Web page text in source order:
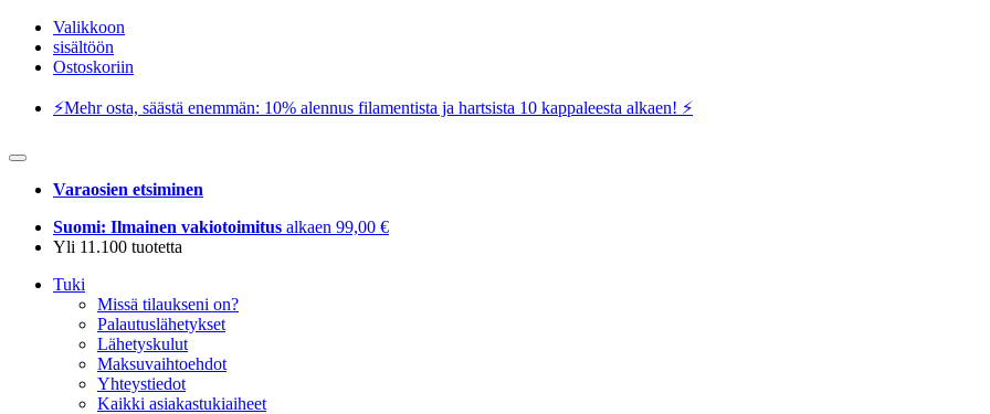
Valikkoon
sisältöön
Ostoskoriin
⚡️Mehr osta, säästä enemmän: 10% alennus filamentista ja hartsista 10 kappaleesta alkaen! ⚡️
Varaosien etsiminen
Suomi: Ilmainen vakiotoimitus alkaen 99,00 €
Yli 11.100 tuotetta
Tuki
Missä tilaukseni on?
Palautuslähetykset
Lähetyskulut
Maksuvaihtoehdot
Yhteystiedot
Kaikki asiakastukiaiheet